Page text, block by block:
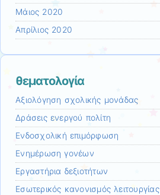
Μάιος 2020
Απρίλιος 2020
θεματολογία
Αξιολόγηση σχολικής μονάδας
Δράσεις ενεργού πολίτη
Ενδοσχολική επιμόρφωση
Ενημέρωση γονέων
Εργαστήρια δεξιοτήτων
Εσωτερικός κανονισμός λειτουργίας